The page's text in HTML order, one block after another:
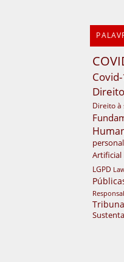
Direito
Direito à
Artificial
LGPD